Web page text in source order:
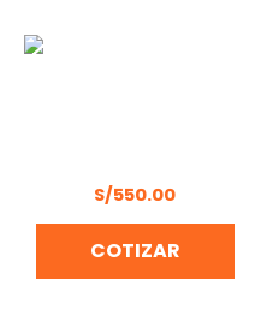
S/550.00
COTIZAR